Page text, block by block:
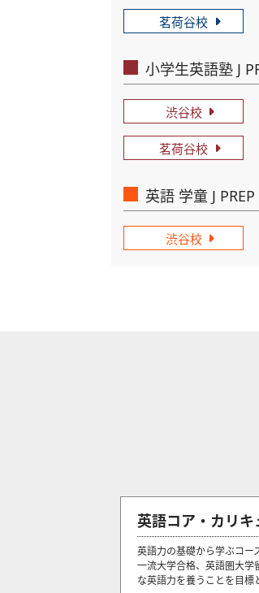
茗荷谷校
小学生英語塾 J
渋谷校
茗荷谷校
英語 学童 J
渋谷校
英語コア・カリキ
英語力の基礎から学ぶコー
一流大学合格、英語圏大学
な英語力を養うことを目標